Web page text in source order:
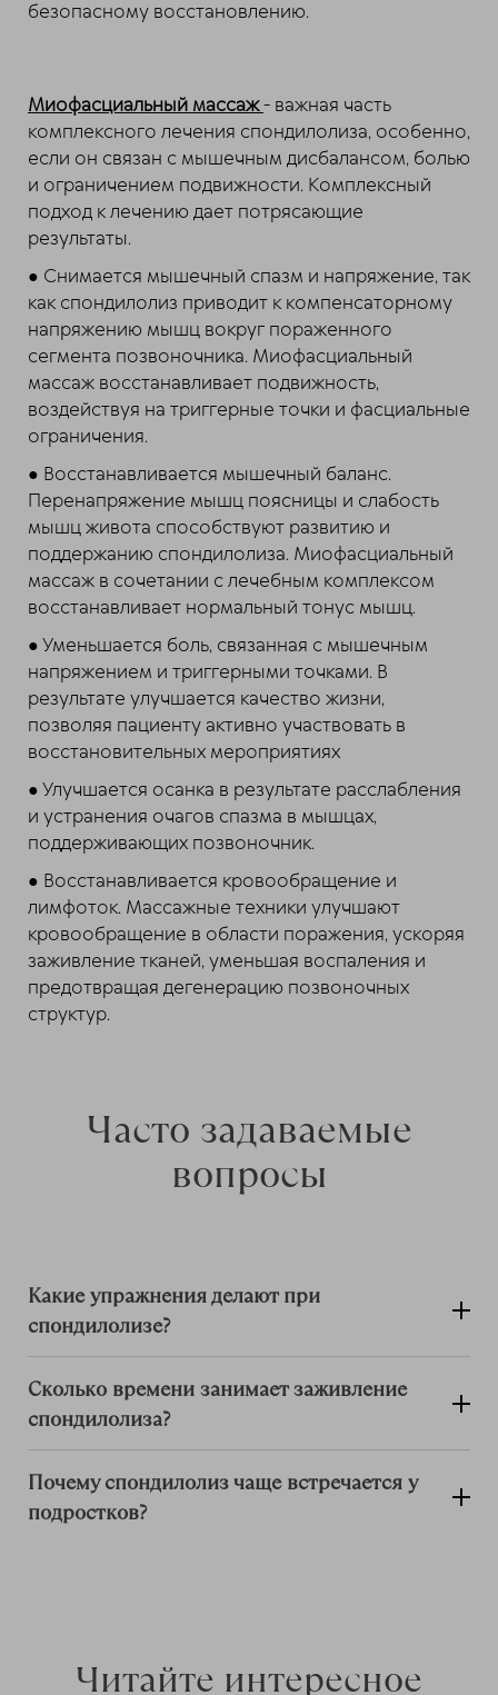
безопасному восстановлению.
Миофасциальный массаж- важная часть
комплексного лечения спондилолиза, особенно,
если он связан с мышечным дисбалансом, болью
и ограничением подвижности. Комплексный
подход к лечению дает потрясающие
результаты.
● Снимается мышечный спазм и напряжение, так
как спондилолиз приводит к компенсаторному
напряжению мышц вокруг пораженного
сегмента позвоночника. Миофасциальный
массаж восстанавливает подвижность,
воздействуя на триггерные точки и фасциальные
ограничения.
● Восстанавливается мышечный баланс.
Перенапряжение мышц поясницы и слабость
мышц живота способствуют развитию и
поддержанию спондилолиза. Миофасциальный
массаж в сочетании с лечебным комплексом
восстанавливает нормальный тонус мышц.
● Уменьшается боль, связанная с мышечным
напряжением и триггерными точками. В
результате улучшается качество жизни,
позволяя пациенту активно участвовать в
восстановительных мероприятиях
● Улучшается осанка в результате расслабления
и устранения очагов спазма в мышцах,
поддерживающих позвоночник.
● Восстанавливается кровообращение и
лимфоток. Массажные техники улучшают
кровообращение в области поражения, ускоряя
заживление тканей, уменьшая воспаления и
предотвращая дегенерацию позвоночных
структур.
Часто задаваемые
вопросы
Какие упражнения делают при
спондилолизе?
Сколько времени занимает заживление
спондилолиза?
Почему спондилолиз чаще встречается у
подростков?
Читайте интересное